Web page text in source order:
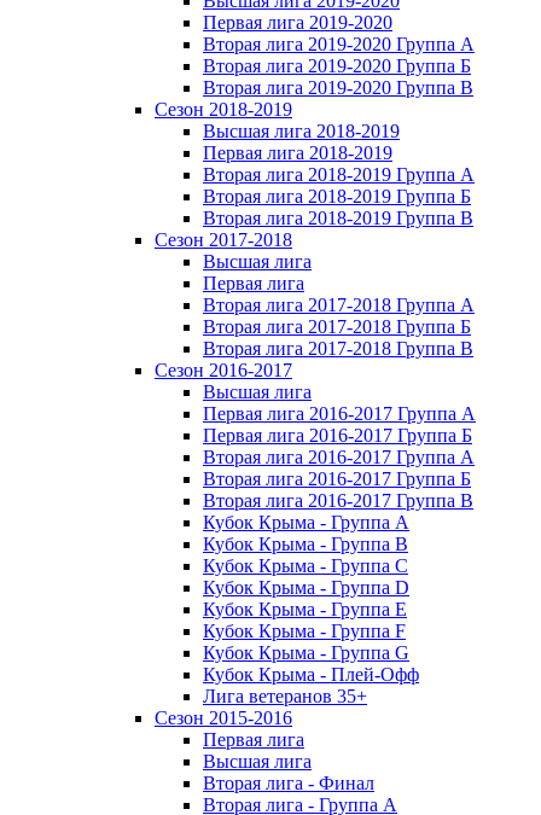
Первая лига 2019-2020
Вторая лига 2019-2020 Группа А
Вторая лига 2019-2020 Группа Б
Вторая лига 2019-2020 Группа В
Сезон 2018-2019
Высшая лига 2018-2019
Первая лига 2018-2019
Вторая лига 2018-2019 Группа А
Вторая лига 2018-2019 Группа Б
Вторая лига 2018-2019 Группа В
Сезон 2017-2018
Высшая лига
Первая лига
Вторая лига 2017-2018 Группа А
Вторая лига 2017-2018 Группа Б
Вторая лига 2017-2018 Группа В
Сезон 2016-2017
Высшая лига
Первая лига 2016-2017 Группа А
Первая лига 2016-2017 Группа Б
Вторая лига 2016-2017 Группа А
Вторая лига 2016-2017 Группа Б
Вторая лига 2016-2017 Группа В
Кубок Крыма - Группа A
Кубок Крыма - Группа B
Кубок Крыма - Группа C
Кубок Крыма - Группа D
Кубок Крыма - Группа E
Кубок Крыма - Группа F
Кубок Крыма - Группа G
Кубок Крыма - Плей-Офф
Лига ветеранов 35+
Сезон 2015-2016
Первая лига
Высшая лига
Вторая лига - Финал
Вторая лига - Группа А